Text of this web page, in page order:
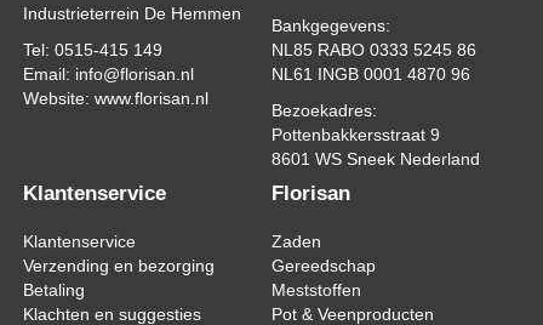
Industrieterrein De Hemmen
Tel: 0515-415 149
Email: info@florisan.nl
Website: www.florisan.nl
Bankgegevens:
NL85 RABO 0333 5245 86
NL61 INGB 0001 4870 96
Bezoekadres:
Pottenbakkersstraat 9
8601 WS Sneek Nederland
Klantenservice
Klantenservice
Verzending en bezorging
Betaling
Klachten en suggesties
Florisan
Zaden
Gereedschap
Meststoffen
Pot & Veenproducten